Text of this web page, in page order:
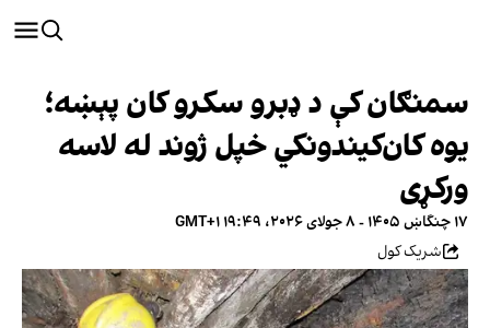
سمنګان کې د ډبرو سکرو کان پېښه؛
یوه کان‌کیندونکي خپل ژوند له لاسه
ورکړی
۱۷ چنگاښ ۱۴۰۵ - ۸ جولای ۲۰۲۶، ۱۹:۴۹ GMT+۱
شریک کول